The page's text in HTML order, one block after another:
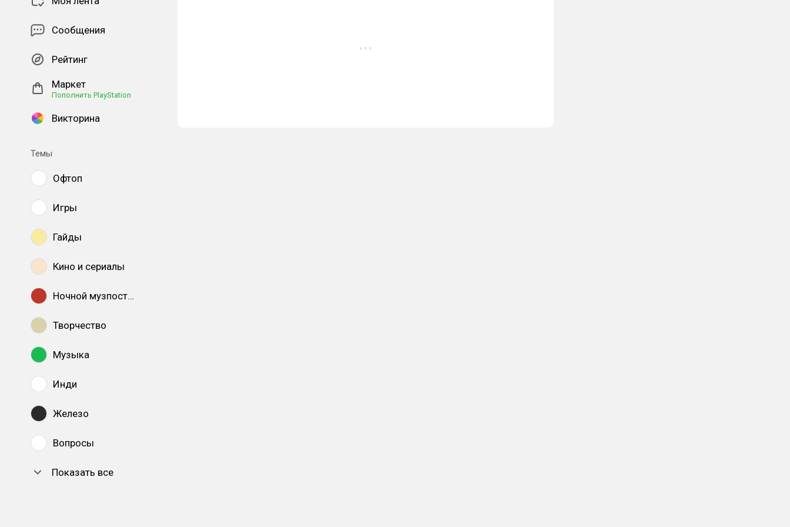
Сообщения
Рейтинг
Маркет
Пополнить PlayStation
Викторина
Темы
Офтоп
Игры
Гайды
Кино и сериалы
Ночной музпостинг
Творчество
Музыка
Инди
Железо
Вопросы
Показать все